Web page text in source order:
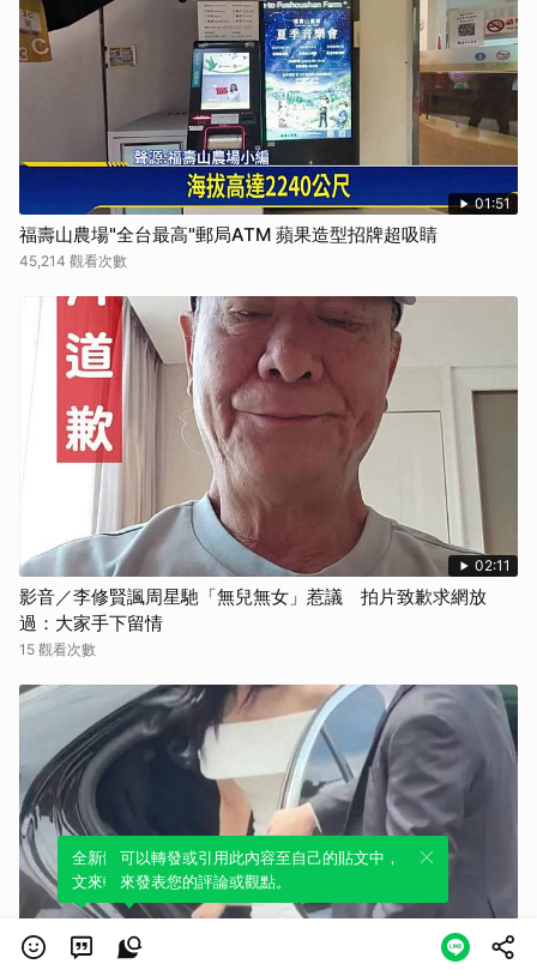
01:51
福壽山農場"全台最高"郵局ATM 蘋果造型招牌超吸睛
45,214 觀看次數
02:11
影音／李修賢諷周星馳「無兒無女」惹議 拍片致歉求網放
過：大家手下留情
15 觀看次數
00:43
全新體驗！一鍵引用此內容，透過發布貼
文來輕鬆表達個人立場。
可以轉發或引用此內容至自己的貼文中，
來發表您的評論或觀點。